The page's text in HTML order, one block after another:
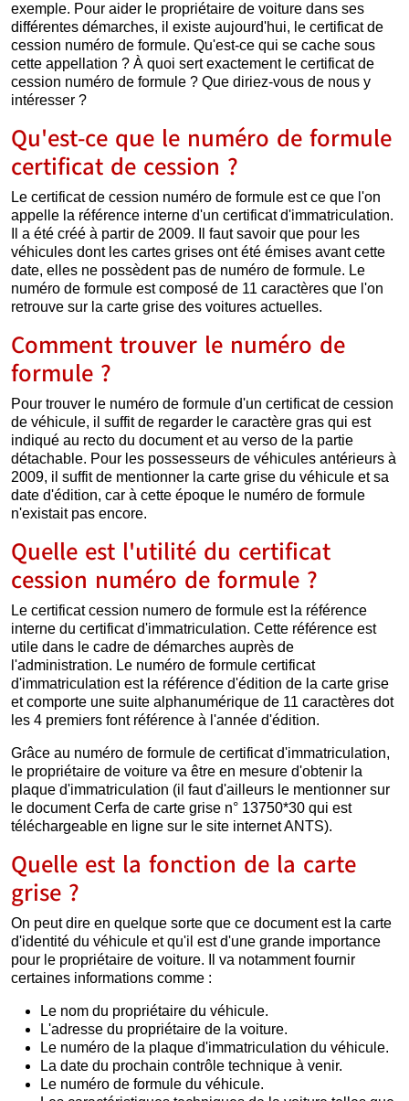
exemple. Pour aider le propriétaire de voiture dans ses
différentes démarches, il existe aujourd'hui, le certificat de
cession numéro de formule. Qu'est-ce qui se cache sous
cette appellation ? À quoi sert exactement le certificat de
cession numéro de formule ? Que diriez-vous de nous y
intéresser ?
Qu'est-ce que le numéro de formule
certificat de cession ?
Le certificat de cession numéro de formule est ce que l'on
appelle la référence interne d'un certificat d'immatriculation.
Il a été créé à partir de 2009. Il faut savoir que pour les
véhicules dont les cartes grises ont été émises avant cette
date, elles ne possèdent pas de numéro de formule. Le
numéro de formule est composé de 11 caractères que l'on
retrouve sur la carte grise des voitures actuelles.
Comment trouver le numéro de
formule ?
Pour trouver le numéro de formule d'un certificat de cession
de véhicule, il suffit de regarder le caractère gras qui est
indiqué au recto du document et au verso de la partie
détachable. Pour les possesseurs de véhicules antérieurs à
2009, il suffit de mentionner la carte grise du véhicule et sa
date d'édition, car à cette époque le numéro de formule
n'existait pas encore.
Quelle est l'utilité du certificat
cession numéro de formule ?
Le certificat cession numero de formule est la référence
interne du certificat d'immatriculation. Cette référence est
utile dans le cadre de démarches auprès de
l'administration. Le numéro de formule certificat
d'immatriculation est la référence d'édition de la carte grise
et comporte une suite alphanumérique de 11 caractères dot
les 4 premiers font référence à l'année d'édition.
Grâce au numéro de formule de certificat d'immatriculation,
le propriétaire de voiture va être en mesure d'obtenir la
plaque d'immatriculation (il faut d'ailleurs le mentionner sur
le document Cerfa de carte grise n° 13750*30 qui est
téléchargeable en ligne sur le site internet ANTS).
Quelle est la fonction de la carte
grise ?
On peut dire en quelque sorte que ce document est la carte
d'identité du véhicule et qu'il est d'une grande importance
pour le propriétaire de voiture. Il va notamment fournir
certaines informations comme :
Le nom du propriétaire du véhicule.
L'adresse du propriétaire de la voiture.
Le numéro de la plaque d'immatriculation du véhicule.
La date du prochain contrôle technique à venir.
Le numéro de formule du véhicule.